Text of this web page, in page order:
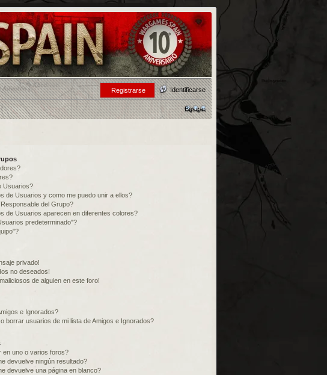
Identificarse
Registrarse
Buscar
Usuarios?
de Usuarios y como me puedo unir a ellos?
del Grupo?
de Usuarios aparecen en diferentes colores?
predeterminado"?
privado!
no deseados!
de alguien en este foro!
e Ignorados?
borrar usuarios de mi lista de Amigos e Ignorados?
en uno o varios foros?
devuelve ningún resultado?
devuelve una página en blanco?